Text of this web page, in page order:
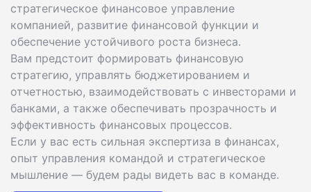
стратегическое финансовое управление
компанией, развитие финансовой функции и
обеспечение устойчивого роста бизнеса.
Вам предстоит формировать финансовую
стратегию, управлять бюджетированием и
отчетностью, взаимодействовать с инвесторами и
банками, а также обеспечивать прозрачность и
эффективность финансовых процессов.
Если у вас есть сильная экспертиза в финансах,
опыт управления командой и стратегическое
мышление — будем рады видеть вас в команде.